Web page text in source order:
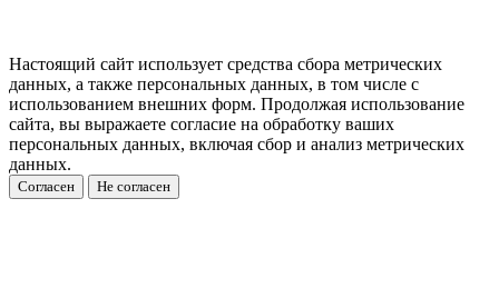
Настоящий сайт использует средства сбора метрических
данных, а также персональных данных, в том числе с
использованием внешних форм. Продолжая использование
сайта, вы выражаете согласие на обработку ваших
персональных данных, включая сбор и анализ метрических
данных.
Согласен Не согласен